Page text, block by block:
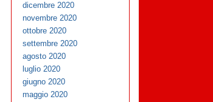
dicembre 2020
novembre 2020
ottobre 2020
settembre 2020
agosto 2020
luglio 2020
giugno 2020
maggio 2020